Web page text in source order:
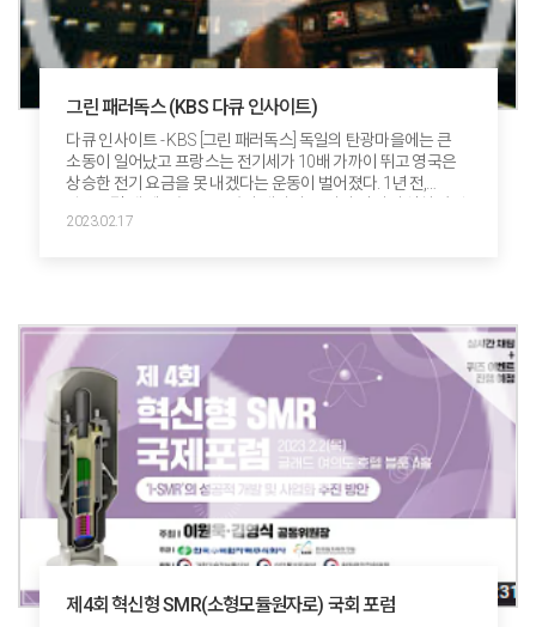
그린 패러독스 (KBS 다큐 인사이트)
다큐 인사이트 - KBS [그린 패러독스] 독일의 탄광마을에는 큰
소동이 일어났고 프랑스는 전기세가 10배 가까이 뛰고 영국은
상승한 전기 요금을 못 내겠다는 운동이 벌어졌다. 1년 전,
사람들은 고통스러운 현실에 갈피를 못 잡고 있다. 화석 연료와
2023.02.17
제4회 혁신형 SMR(소형모듈원자로) 국회 포럼